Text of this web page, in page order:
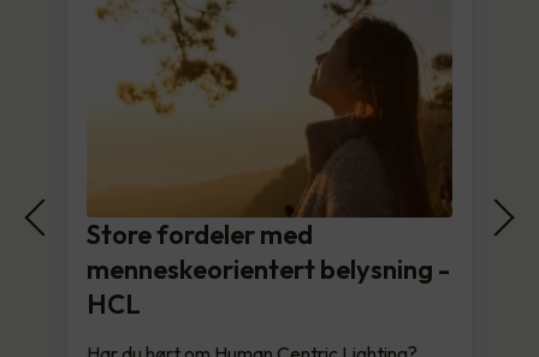
Store fordeler med
menneskeorientert belysning -
HCL